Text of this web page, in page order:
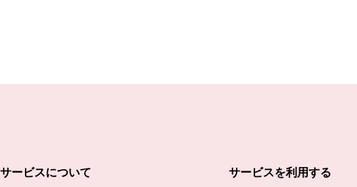
サービスについて
サービスを利用する